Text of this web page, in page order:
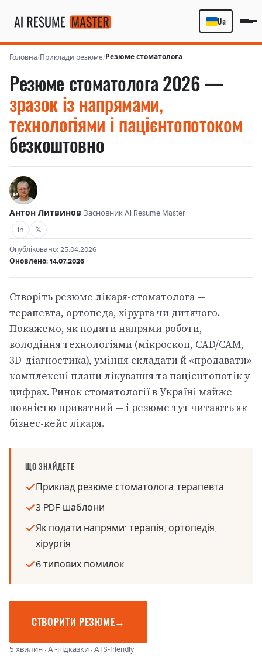
Ua
Головна/ Приклади резюме/Резюме стоматолога
Резюме стоматолога 2026 —
зразок із напрямами,
технологіями і пацієнтопотоком
безкоштовно
Антон Литвинов Засновник AI Resume Master
in 𝕏
Опубліковано: 25.04.2026
Оновлено: 14.07.2026
Створіть резюме лікаря-стоматолога —
терапевта, ортопеда, хірурга чи дитячого.
Покажемо, як подати напрями роботи,
володіння технологіями (мікроскоп, CAD/CAM,
3D-діагностика), уміння складати й «продавати»
комплексні плани лікування та пацієнтопотік у
цифрах. Ринок стоматології в Україні майже
повністю приватний — і резюме тут читають як
бізнес-кейс лікаря.
ЩО ЗНАЙДЕТЕ
Приклад резюме стоматолога-терапевта
3 PDF шаблони
Як подати напрями: терапія, ортопедія,
хірургія
6 типових помилок
СТВОРИТИ РЕЗЮМЕ→
5 хвилин · AI-підказки · ATS-friendly